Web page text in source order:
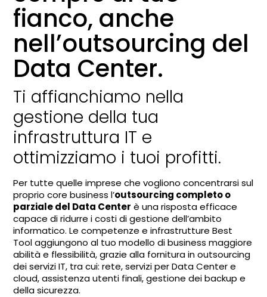
fianco, anche
nell’outsourcing del
Data Center.
Ti affianchiamo nella
gestione della tua
infrastruttura IT e
ottimizziamo i tuoi profitti.
Per tutte quelle imprese che vogliono concentrarsi sul
proprio core business l’outsourcing completo o
parziale del Data Center è una risposta efficace
capace di ridurre i costi di gestione dell’ambito
informatico. Le competenze e infrastrutture Best
Tool aggiungono al tuo modello di business maggiore
abilità e flessibilità, grazie alla fornitura in outsourcing
dei servizi IT, tra cui: rete, servizi per Data Center e
cloud, assistenza utenti finali, gestione dei backup e
della sicurezza.